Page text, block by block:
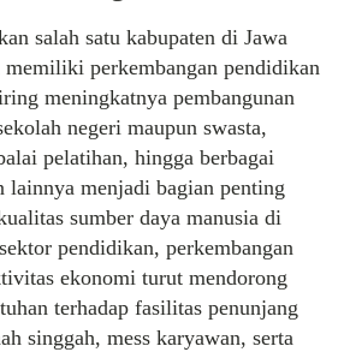
salah satu kabupaten di Jawa
perkembangan pendidikan
meningkatnya pembangunan
negeri maupun swasta,
pelatihan, hingga berbagai
lainnya menjadi bagian penting
sumber daya manusia di
pendidikan, perkembangan
ekonomi turut mendorong
terhadap fasilitas penunjang
singgah, mess karyawan, serta